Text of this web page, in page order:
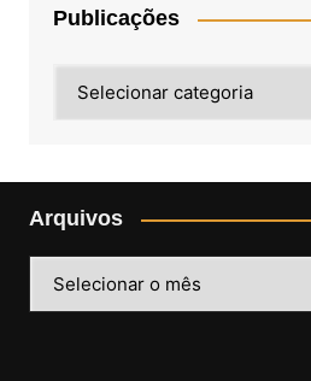
Publicações
Arquivos